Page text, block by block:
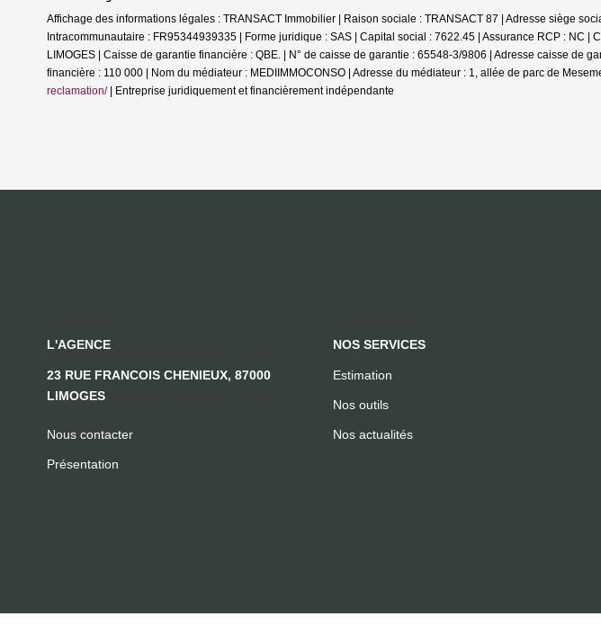
Affichage des informations légales : TRANSACT Immobilier | Raison sociale : TRANSACT 87 | Adresse siège
Intracommunautaire : FR95344939335 | Forme juridique : SAS | Capital social : 7622.45 | Assurance RCP : NC |
LIMOGES | Caisse de garantie financière : QBE. | N° de caisse de garantie : 65548-3/9806 | Adresse caisse de
financière : 110 000 | Nom du médiateur : MEDIIMMOCONSO | Adresse du médiateur : 1, allée de parc de
reclamation/| Entreprise juridiquement et financièrement indépendante
L'AGENCE
23 RUE FRANCOIS CHENIEUX, 87000
LIMOGES
Nous contacter
Présentation
NOS SERVICES
Estimation
Nos outils
Nos actualités